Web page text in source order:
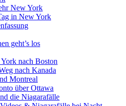
New York
in New York
geht’s los
nach Boston
nach Kanada
Montreal
über Ottawa
die Niagarafälle